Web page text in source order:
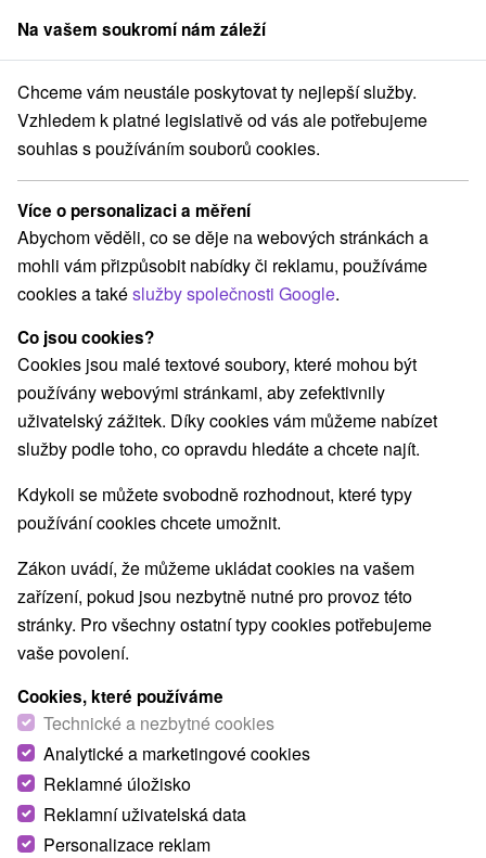
člen skupinySorger
Apartmány Stredné Slovensko Žilinský kraj Súľov - Hradná
Apartmány Súľov - Hradná
Kategorie
Všechny kategorie
Apartmány(2)
Chaty na prenájom(4) Drevenice(3) Penzióny
Priváty
Vyberte lokalitu nebo termín
VŠECHNY NEJLEVNĚJŠÍ NEJDRAŽŠÍ PODLE
Na vašem soukromí nám záleží
Chceme vám neustále poskytovat ty nejlepší služby.
Vzhledem k platné legislativě od vás ale potřebujeme
souhlas s používáním souborů cookies.
Více o personalizaci a měření
Abychom věděli, co se děje na webových stránkách a
mohli vám přizpůsobit nabídky či reklamu, používáme
cookies a takéslužby společnosti Google.
Co jsou cookies?
Cookies jsou malé textové soubory, které mohou být
používány webovými stránkami, aby zefektivnily
uživatelský zážitek. Díky cookies vám můžeme nabízet
služby podle toho, co opravdu hledáte a chcete najít.
Kdykoli se můžete svobodně rozhodnout, které typy
používání cookies chcete umožnit.
Zákon uvádí, že můžeme ukládat cookies na vašem
zařízení, pokud jsou nezbytně nutné pro provoz této
stránky. Pro všechny ostatní typy cookies potřebujeme
vaše povolení.
Cookies, které používáme
Technické a nezbytné cookies
Analytické a marketingové cookies
Reklamné úložisko
Reklamní uživatelská data
Personalizace reklam